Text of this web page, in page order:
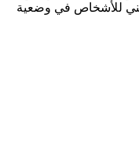
للأشخاص في وضعية